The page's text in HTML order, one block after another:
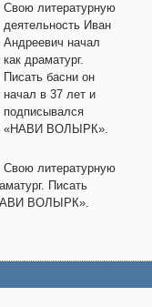
Свою литературную
деятельность Иван
Андреевич начал
как драматург.
Писать басни он
начал в 37 лет и
подписывался
«НАВИ ВОЛЫРК».
Свою литературную
Писать
ВОЛЫРК».